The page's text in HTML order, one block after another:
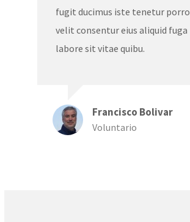
fugit ducimus iste tenetur porro
velit consentur eius aliquid fuga
labore sit vitae quibu.
Francisco Bolivar
Voluntario